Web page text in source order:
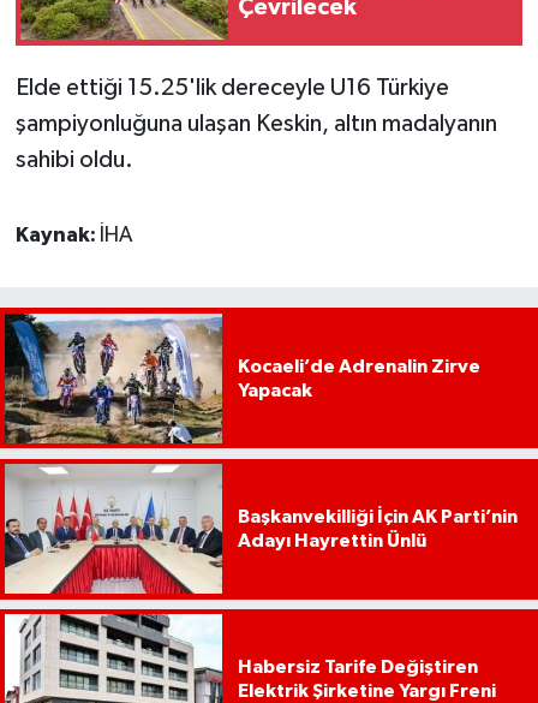
Çevrilecek
Elde ettiği 15.25'lik dereceyle U16 Türkiye
şampiyonluğuna ulaşan Keskin, altın madalyanın
sahibi oldu.
Kaynak: İHA
Kocaeli’de Adrenalin Zirve
Yapacak
Başkanvekilliği İçin AK Parti’nin
Adayı Hayrettin Ünlü
Habersiz Tarife Değiştiren
Elektrik Şirketine Yargı Freni